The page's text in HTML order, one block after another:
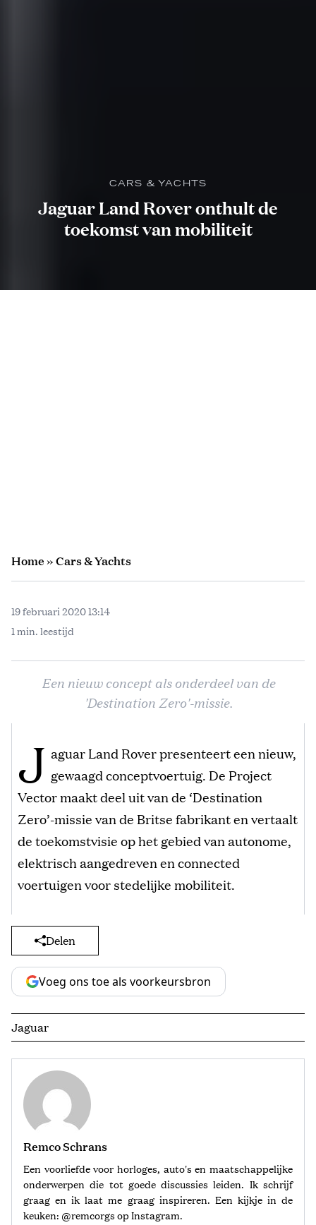
CARS & YACHTS
Jaguar Land Rover onthult de
toekomst van mobiliteit
Home»Cars & Yachts
19 februari 2020 13:14
1 min. leestijd
Een nieuw concept als onderdeel van de
'Destination Zero'-missie.
J aguar Land Rover presenteert een nieuw,
gewaagd conceptvoertuig. De Project
Vector maakt deel uit van de ‘Destination
Zero’-missie van de Britse fabrikant en vertaalt
de toekomstvisie op het gebied van autonome,
elektrisch aangedreven en connected
voertuigen voor stedelijke mobiliteit.
Delen
Voeg ons toe als voorkeursbron
Jaguar
Remco Schrans
Een voorliefde voor horloges, auto's en maatschappelijke
onderwerpen die tot goede discussies leiden. Ik schrijf
graag en ik laat me graag inspireren. Een kijkje in de
keuken: @remcorgs op Instagram.